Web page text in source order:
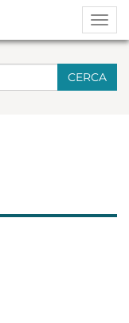
CERCA